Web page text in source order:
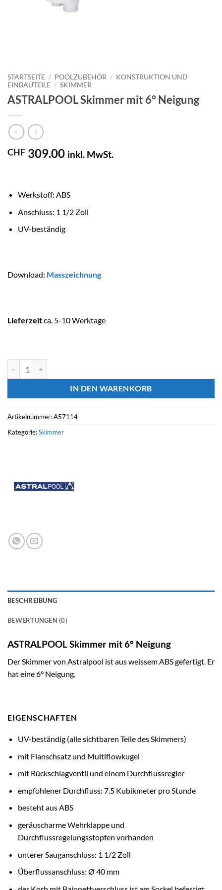
STARTSEITE / POOLZUBEHÖR / KONSTRUKTION UND
EINBAUTEILE / SKIMMER
ASTRALPOOL Skimmer mit 6° Neigung
CHF 309.00 inkl. MwSt.
Werkstoff: ABS
Anschluss: 1 1/2 Zoll
UV-beständig
Download: Masszeichnung
Lieferzeitca. 5-10 Werktage
IN DEN WARENKORB
Artikelnummer:A57114
Kategorie:Skimmer
BESCHREIBUNG
BEWERTUNGEN (0)
ASTRALPOOL Skimmer mit 6° Neigung
Der Skimmer von Astralpool ist aus weissem ABS gefertigt. Er
hat eine 6° Neigung.
EIGENSCHAFTEN
UV-beständig (alle sichtbaren Teile des Skimmers)
mit Flanschsatz und Multiflowkugel
mit Rückschlagventil und einem Durchflussregler
empfohlener Durchfluss: 7.5 Kubikmeter pro Stunde
besteht aus ABS
geräuscharme Wehrklappe und
Durchflussregelungsstopfen vorhanden
unterer Sauganschluss: 1 1/2 Zoll
Überflussanschluss: Ø 40 mm